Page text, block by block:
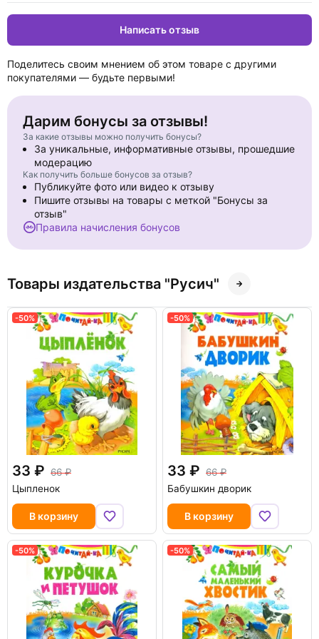
Написать отзыв
Поделитесь своим мнением об этом товаре с другими
покупателями — будьте первыми!
Дарим бонусы за отзывы!
За какие отзывы можно получить бонусы?
За уникальные, информативные отзывы, прошедшие
модерацию
Как получить больше бонусов за отзыв?
Публикуйте фото или видео к отзыву
Пишите отзывы на товары с меткой "Бонусы за
отзыв"
Правила начисления бонусов
Товары издательства "Русич"
-50%
33
66
Цыпленок
В корзину
-50%
33
66
Бабушкин дворик
В корзину
-50% -50%